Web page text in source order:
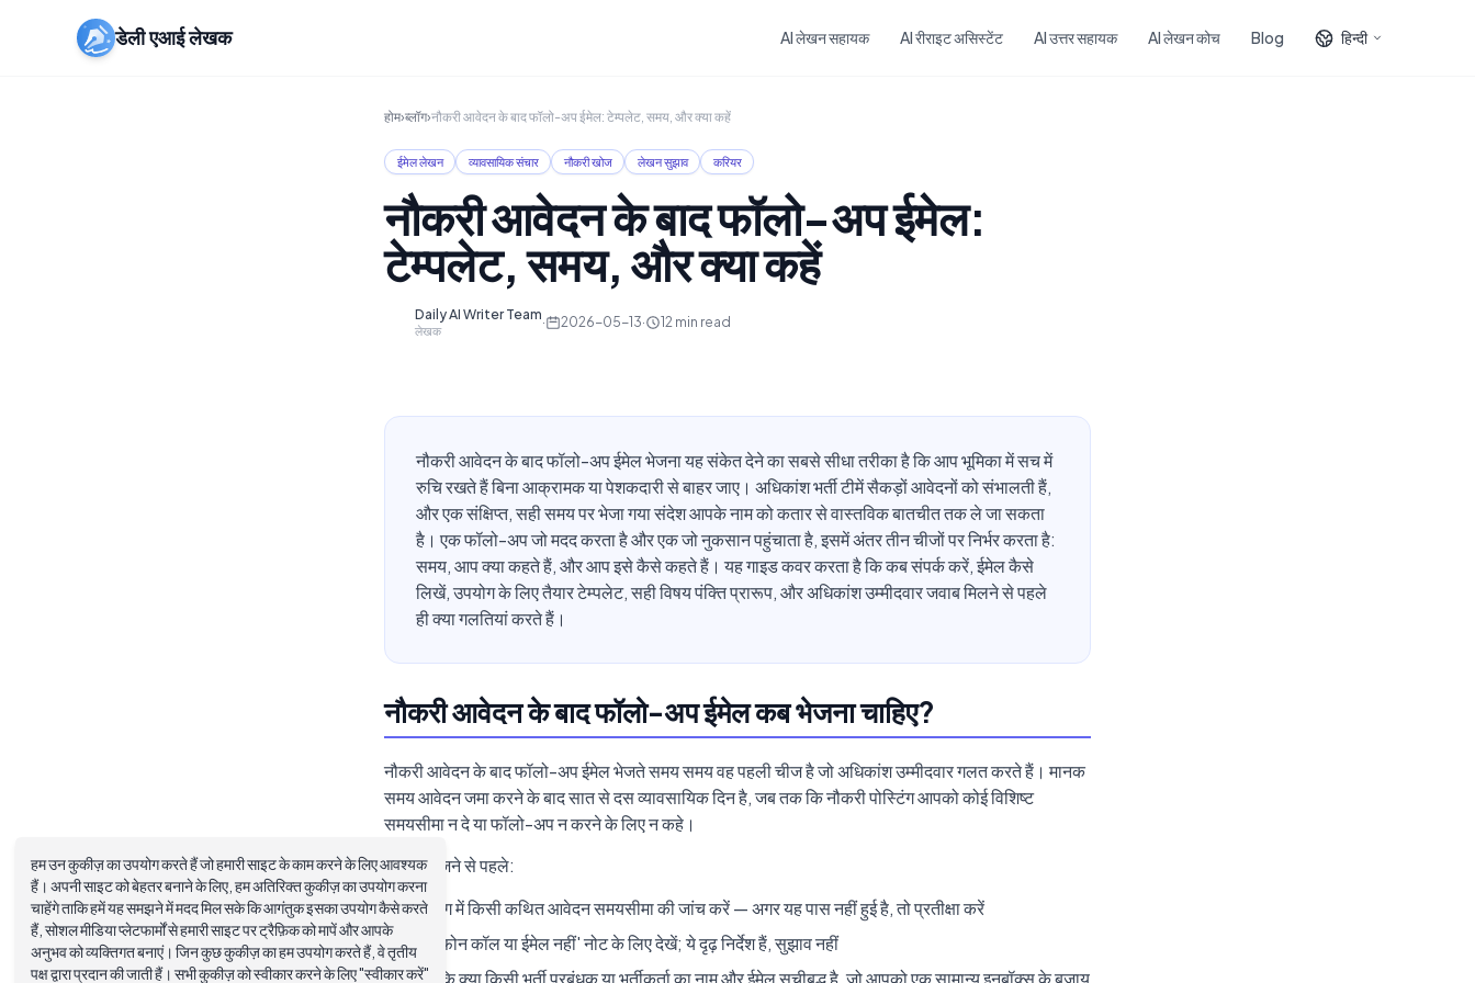
डेली एआई लेखक AI लेखन सहायक AI रीराइट असिस्टेंट AI उत्तर सहायक AI लेखन कोच Blog हिन्दी
होम›ब्लॉग›नौकरी आवेदन के बाद फॉलो-अप ईमेल: टेम्पलेट, समय, और क्या कहें
ईमेल लेखन व्यावसायिक संचार नौकरी खोज लेखन सुझाव करियर
नौकरी आवेदन के बाद फॉलो-अप ईमेल:
टेम्पलेट, समय, और क्या कहें
Daily AI Writer Team
लेखक
· 2026-05-13· 12 min read
नौकरी आवेदन के बाद फॉलो-अप ईमेल भेजना यह संकेत देने का सबसे सीधा तरीका है कि आप भूमिका में सच में
रुचि रखते हैं बिना आक्रामक या पेशकदारी से बाहर जाए। अधिकांश भर्ती टीमें सैकड़ों आवेदनों को संभालती हैं,
और एक संक्षिप्त, सही समय पर भेजा गया संदेश आपके नाम को कतार से वास्तविक बातचीत तक ले जा सकता
है। एक फॉलो-अप जो मदद करता है और एक जो नुकसान पहुंचाता है, इसमें अंतर तीन चीजों पर निर्भर करता है:
समय, आप क्या कहते हैं, और आप इसे कैसे कहते हैं। यह गाइड कवर करता है कि कब संपर्क करें, ईमेल कैसे
लिखें, उपयोग के लिए तैयार टेम्पलेट, सही विषय पंक्ति प्रारूप, और अधिकांश उम्मीदवार जवाब मिलने से पहले
ही क्या गलतियां करते हैं।
नौकरी आवेदन के बाद फॉलो-अप ईमेल कब भेजना चाहिए?
नौकरी आवेदन के बाद फॉलो-अप ईमेल भेजते समय समय वह पहली चीज है जो अधिकांश उम्मीदवार गलत करते हैं। मानक
समय आवेदन जमा करने के बाद सात से दस व्यावसायिक दिन है, जब तक कि नौकरी पोस्टिंग आपको कोई विशिष्ट
समयसीमा न दे या फॉलो-अप न करने के लिए न कहे।
कुछ भी भेजने से पहले:
पोस्टिंग में किसी कथित आवेदन समयसीमा की जांच करें — अगर यह पास नहीं हुई है, तो प्रतीक्षा करें
'कोई फोन कॉल या ईमेल नहीं' नोट के लिए देखें; ये दृढ़ निर्देश हैं, सुझाव नहीं
जांचें कि क्या किसी भर्ती प्रबंधक या भर्तीकर्ता का नाम और ईमेल सूचीबद्ध है, जो आपको एक सामान्य इनबॉक्स के बजाय
हम उन कुकीज़ का उपयोग करते हैं जो हमारी साइट के काम करने के लिए आवश्यक
हैं। अपनी साइट को बेहतर बनाने के लिए, हम अतिरिक्त कुकीज़ का उपयोग करना
चाहेंगे ताकि हमें यह समझने में मदद मिल सके कि आगंतुक इसका उपयोग कैसे करते
हैं, सोशल मीडिया प्लेटफार्मों से हमारी साइट पर ट्रैफ़िक को मापें और आपके
अनुभव को व्यक्तिगत बनाएं। जिन कुछ कुकीज़ का हम उपयोग करते हैं, वे तृतीय
पक्ष द्वारा प्रदान की जाती हैं। सभी कुकीज़ को स्वीकार करने के लिए "स्वीकार करें"